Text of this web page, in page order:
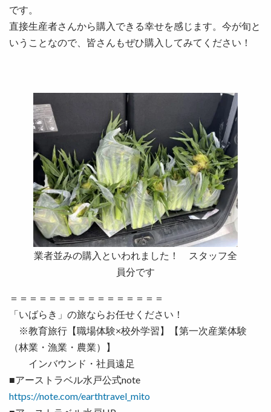
です。
直接生産者さんから購入できる幸せを感じます。今が旬と
いうことなので、皆さんもぜひ購入してみてください！
業者並みの購入といわれました！ スタッフ全
員分です
＝＝＝＝＝＝＝＝＝＝＝＝＝＝＝＝
「いばらき」の旅ならお任せください！
※教育旅行【職場体験×校外学習】【第一次産業体験
（林業・漁業・農業）】
インバウンド・社員遠足
■アーストラベル水戸公式note
https://note.com/earthtravel_mito